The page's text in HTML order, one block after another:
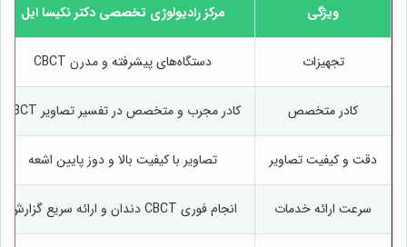
ویژگی مرکز رادیولوژی تخصصی دکتر نکیسا ایل
تجهیزات دستگاه‌های پیشرفته و مدرن CBCT
کادر متخصص کادر مجرب و متخصص در تفسیر تصاویر CBCT
دقت و کیفیت تصاویر تصاویر با کیفیت بالا و دوز پایین اشعه
سرعت ارائه خدمات انجام فوری CBCT دندان و ارائه سریع گزارش